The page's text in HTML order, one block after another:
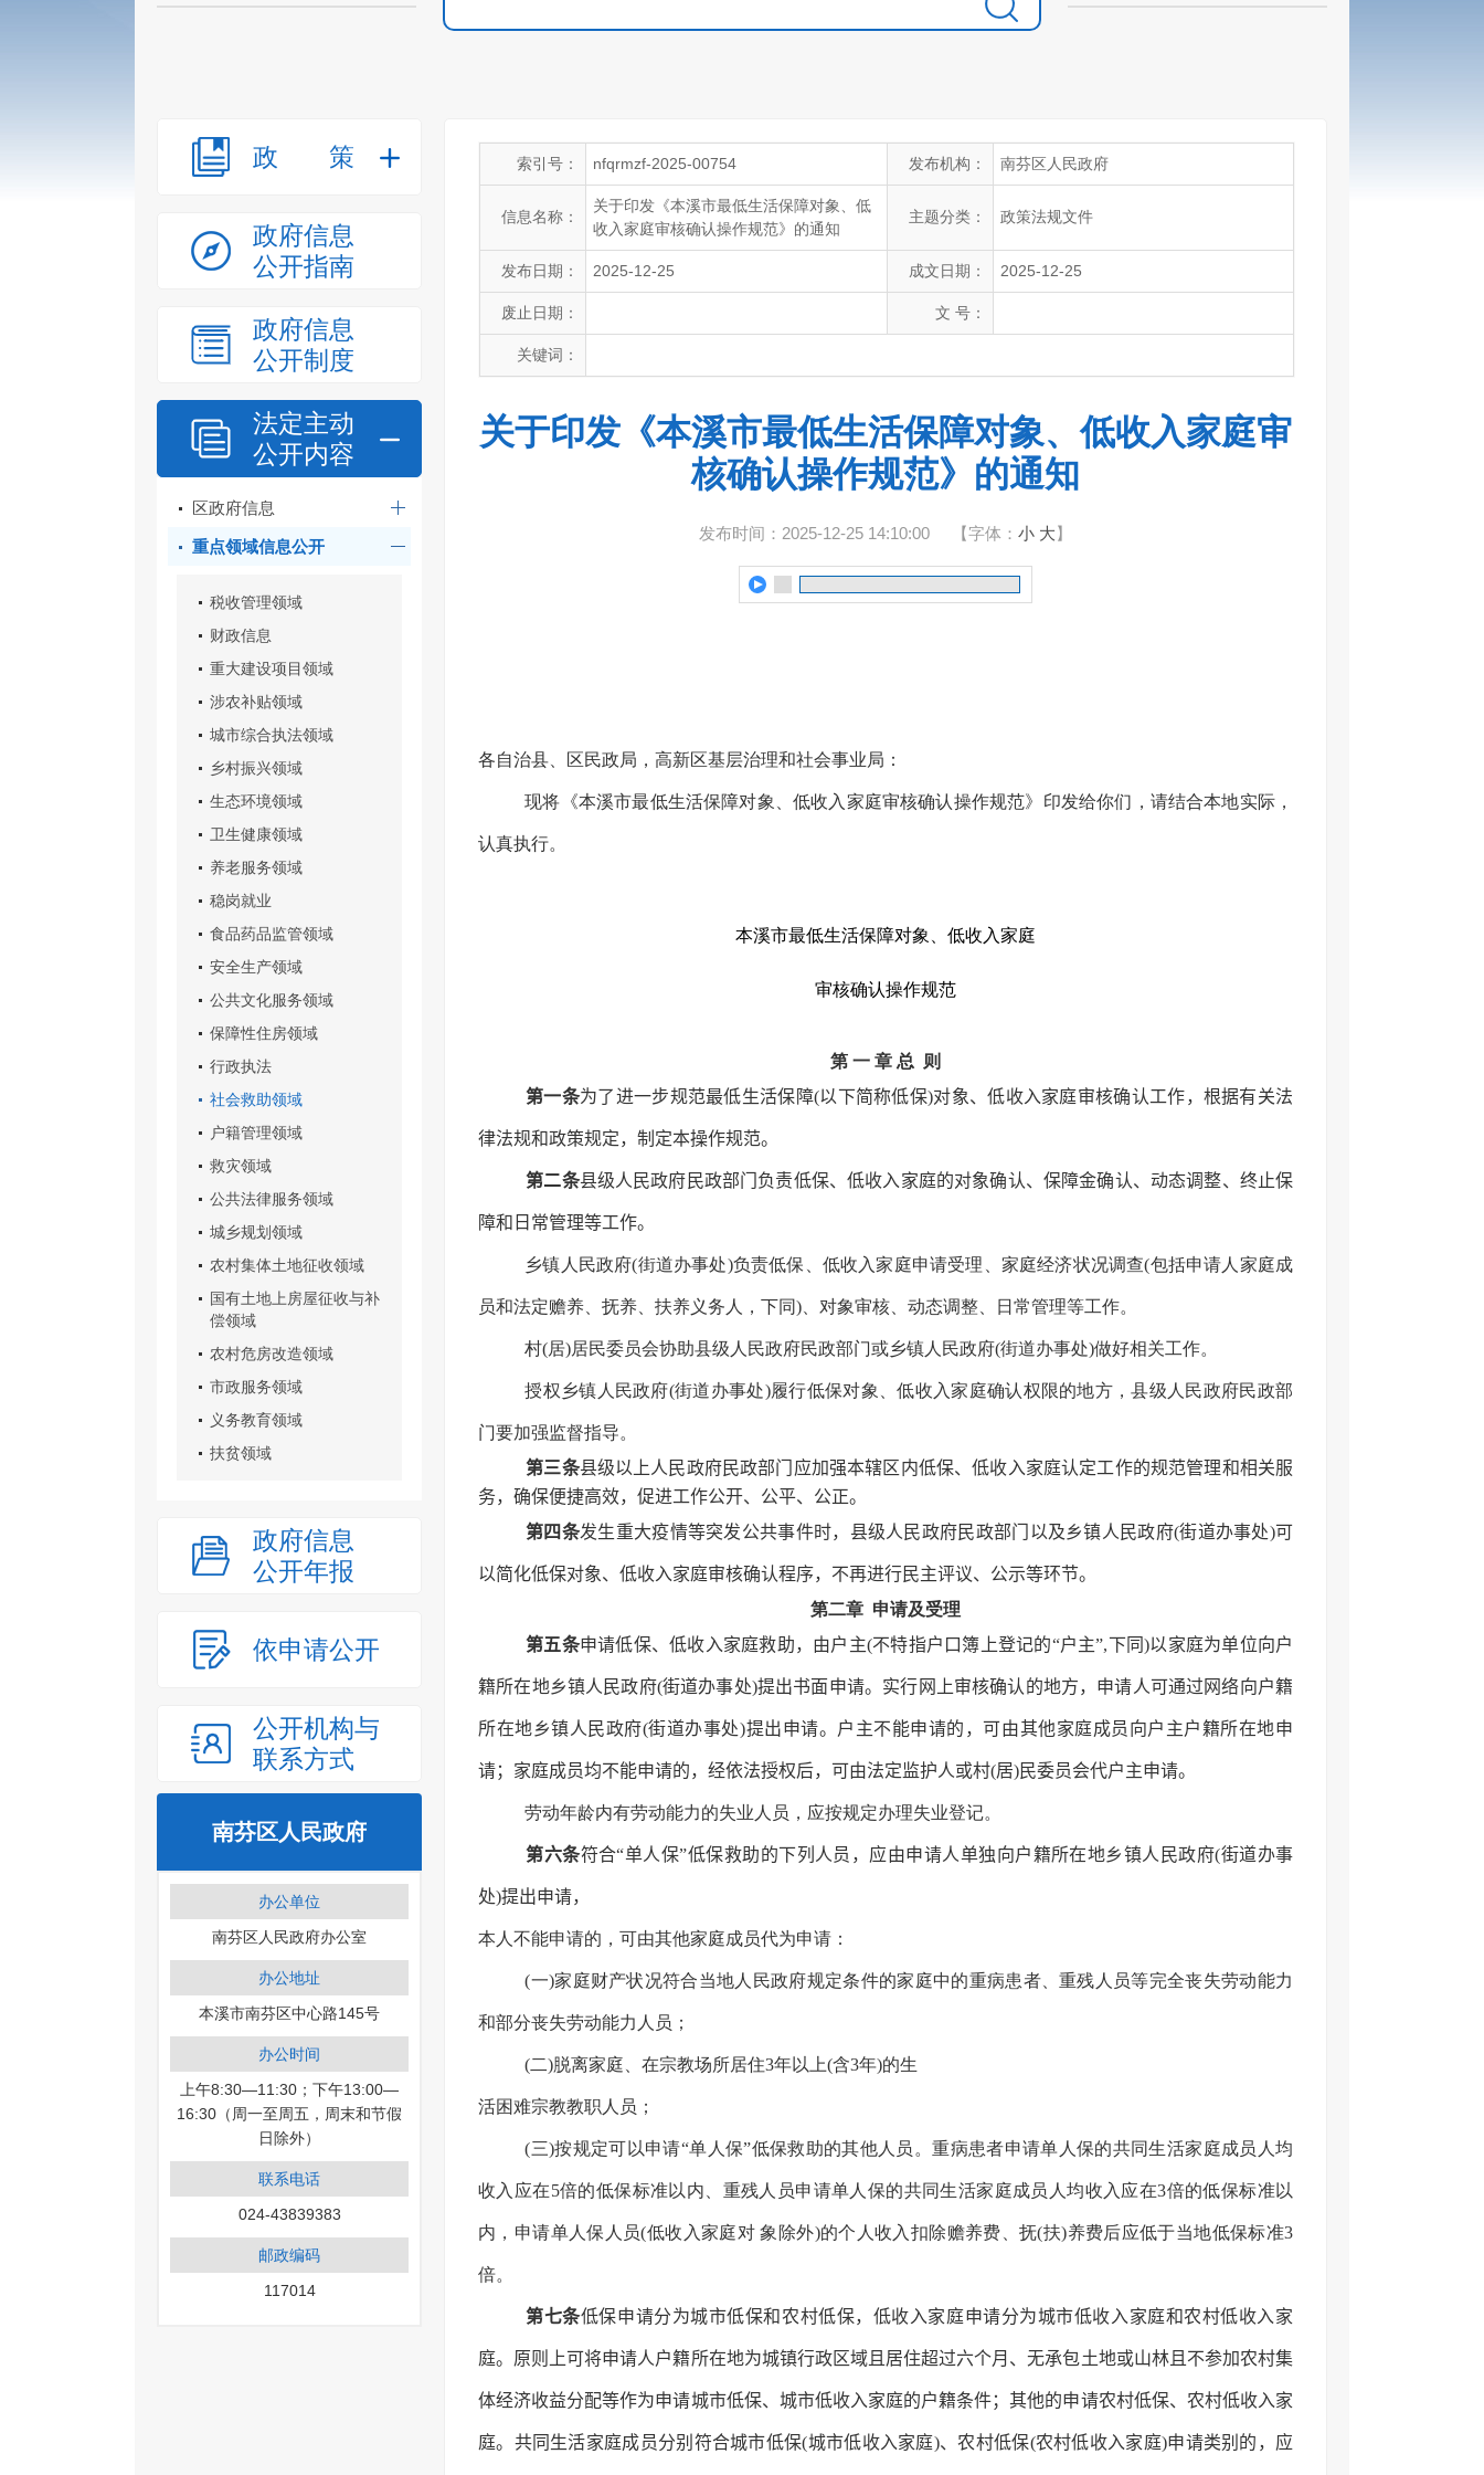
政策
政府信息
公开指南
政府信息
公开制度
法定主动
公开内容
区政府信息
重点领域信息公开
税收管理领域
财政信息
重大建设项目领域
涉农补贴领域
城市综合执法领域
乡村振兴领域
生态环境领域
卫生健康领域
养老服务领域
稳岗就业
食品药品监管领域
安全生产领域
公共文化服务领域
保障性住房领域
行政执法
社会救助领域
户籍管理领域
救灾领域
公共法律服务领域
城乡规划领域
农村集体土地征收领域
国有土地上房屋征收与补
偿领域
农村危房改造领域
市政服务领域
义务教育领域
扶贫领域
政府信息
公开年报
依申请公开
公开机构与
联系方式
南芬区人民政府
办公单位
南芬区人民政府办公室
办公地址
本溪市南芬区中心路145号
办公时间
上午8:30—11:30；下午13:00—
16:30（周一至周五，周末和节假
日除外）
联系电话
024-43839383
邮政编码
117014
索引号： nfqrmzf-2025-00754 发布机构： 南芬区人民政府
信息名称：
关于印发《本溪市最低生活保障对象、低
收入家庭审核确认操作规范》的通知
主题分类： 政策法规文件
发布日期： 2025-12-25 成文日期： 2025-12-25
废止日期： 文 号：
关键词：
关于印发《本溪市最低生活保障对象、低收入家庭审
核确认操作规范》的通知
发布时间：2025-12-25 14:10:00 【字体： 小 大】
各自治县、区民政局，高新区基层治理和社会事业局：
现将《本溪市最低生活保障对象、低收入家庭审核确认操作规范》印发给你们，请结合本地实际，
认真执行。
本溪市最低生活保障对象、低收入家庭
审核确认操作规范
第 一 章 总 则
第一条为了进一步规范最低生活保障(以下简称低保)对象、低收入家庭审核确认工作，根据有关法
律法规和政策规定，制定本操作规范。
第二条县级人民政府民政部门负责低保、低收入家庭的对象确认、保障金确认、动态调整、终止保
障和日常管理等工作。
乡镇人民政府(街道办事处)负责低保、低收入家庭申请受理、家庭经济状况调查(包括申请人家庭成
员和法定赡养、抚养、扶养义务人，下同)、对象审核、动态调整、日常管理等工作。
村(居)居民委员会协助县级人民政府民政部门或乡镇人民政府(街道办事处)做好相关工作。
授权乡镇人民政府(街道办事处)履行低保对象、低收入家庭确认权限的地方，县级人民政府民政部
门要加强监督指导。
第三条县级以上人民政府民政部门应加强本辖区内低保、低收入家庭认定工作的规范管理和相关服
务，确保便捷高效，促进工作公开、公平、公正。
第四条发生重大疫情等突发公共事件时，县级人民政府民政部门以及乡镇人民政府(街道办事处)可
以简化低保对象、低收入家庭审核确认程序，不再进行民主评议、公示等环节。
第二章 申请及受理
第五条申请低保、低收入家庭救助，由户主(不特指户口簿上登记的“户主”,下同)以家庭为单位向户
籍所在地乡镇人民政府(街道办事处)提出书面申请。实行网上审核确认的地方，申请人可通过网络向户籍
所在地乡镇人民政府(街道办事处)提出申请。户主不能申请的，可由其他家庭成员向户主户籍所在地申
请；家庭成员均不能申请的，经依法授权后，可由法定监护人或村(居)民委员会代户主申请。
劳动年龄内有劳动能力的失业人员，应按规定办理失业登记。
第六条符合“单人保”低保救助的下列人员，应由申请人单独向户籍所在地乡镇人民政府(街道办事
处)提出申请，
本人不能申请的，可由其他家庭成员代为申请：
(一)家庭财产状况符合当地人民政府规定条件的家庭中的重病患者、重残人员等完全丧失劳动能力
和部分丧失劳动能力人员；
(二)脱离家庭、在宗教场所居住3年以上(含3年)的生
活困难宗教教职人员；
(三)按规定可以申请“单人保”低保救助的其他人员。重病患者申请单人保的共同生活家庭成员人均
收入应在5倍的低保标准以内、重残人员申请单人保的共同生活家庭成员人均收入应在3倍的低保标准以
内，申请单人保人员(低收入家庭对 象除外)的个人收入扣除赡养费、抚(扶)养费后应低于当地低保标准3
倍。
第七条低保申请分为城市低保和农村低保，低收入家庭申请分为城市低收入家庭和农村低收入家
庭。原则上可将申请人户籍所在地为城镇行政区域且居住超过六个月、无承包土地或山林且不参加农村集
体经济收益分配等作为申请城市低保、城市低收入家庭的户籍条件；其他的申请农村低保、农村低收入家
庭。共同生活家庭成员分别符合城市低保(城市低收入家庭)、农村低保(农村低收入家庭)申请类别的，应